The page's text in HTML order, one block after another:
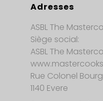
Adresses
ASBL The
Siège social:
ASBL The
Rue Colonel Bourg
1140 Evere